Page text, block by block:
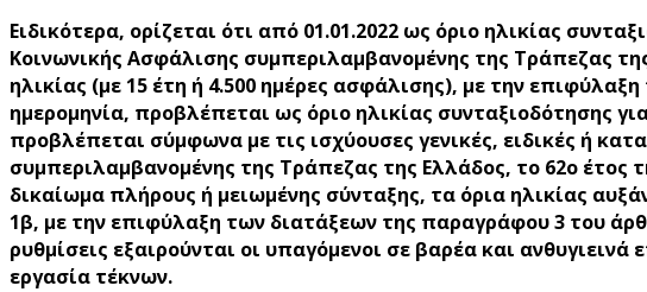
Ειδικότερα, ορίζεται ότι από 01.01.2022 ως όριο ηλικίας
Κοινωνικής Ασφάλισης συμπεριλαμβανομένης της Τράπεζας
ηλικίας (με 15 έτη ή 4.500 ημέρες ασφάλισης), με την
ημερομηνία, προβλέπεται ως όριο ηλικίας συνταξιοδότησης
προβλέπεται σύμφωνα με τις ισχύουσες γενικές, ειδικές ή
συμπεριλαμβανομένης της Τράπεζας της Ελλάδος, το 62ο έτος
δικαίωμα πλήρους ή μειωμένης σύνταξης, τα όρια ηλικίας
1β, με την επιφύλαξη των διατάξεων της παραγράφου 3 του
ρυθμίσεις εξαιρούνται οι υπαγόμενοι σε βαρέα και
εργασία τέκνων.